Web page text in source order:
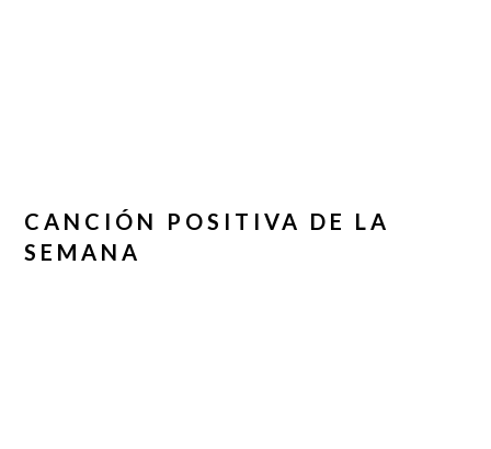
CANCIÓN POSITIVA DE LA
SEMANA